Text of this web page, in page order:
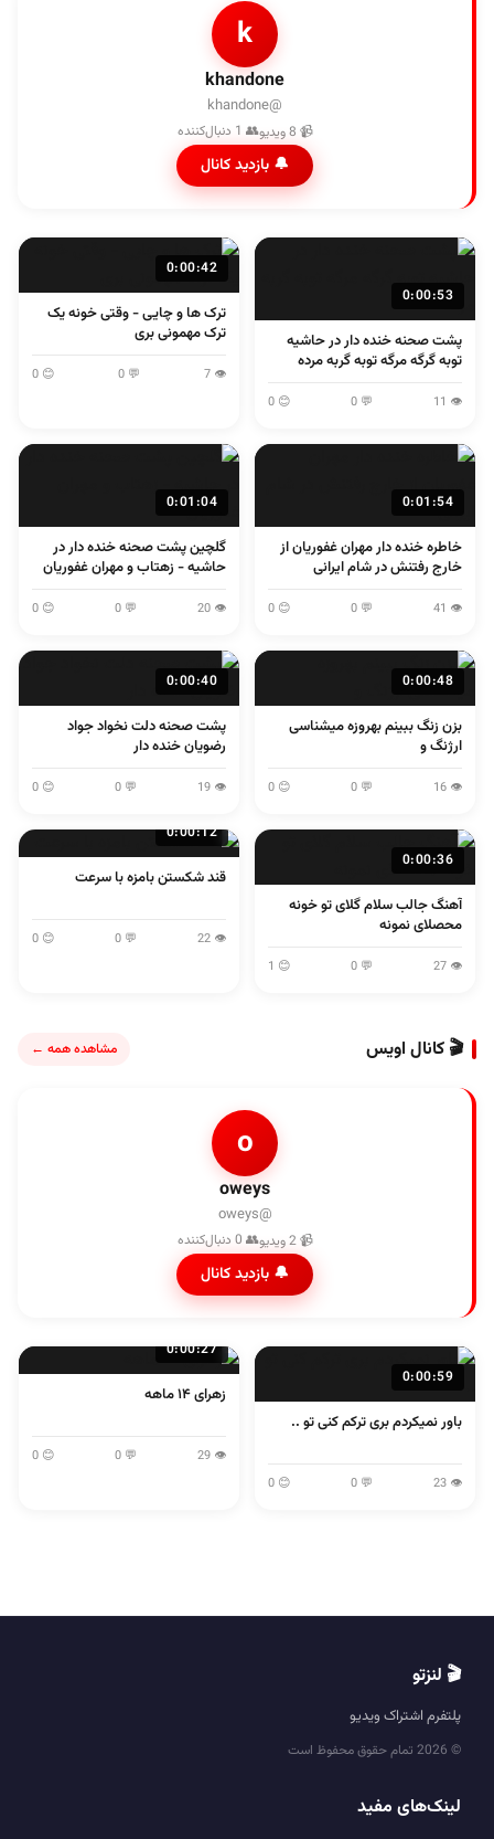
k
khandone
@khandone
📹 8 ویدیو 👥 1 دنبال‌کننده
🔔 بازدید کانال
0:00:53
پشت صحنه خنده دار در حاشیه
توبه گرگه مرگه توبه گربه مرده
👁 11
💬 0
😊 0
0:00:42
ترک ها و چایی - وقتی خونه یک
ترک مهمونی بری
👁 7
💬 0
😊 0
0:01:54
خاطره خنده دار مهران غفوریان از
خارج رفتنش در شام ایرانی
👁 41
💬 0
😊 0
0:01:04
گلچین پشت صحنه خنده دار در
حاشیه - زهتاب و مهران غفوریان
👁 20
💬 0
😊 0
0:00:48
بزن زنگ ببینم بهروزه میشناسی
ارژنگ و
👁 16
💬 0
😊 0
0:00:40
پشت صحنه دلت نخواد جواد
رضویان خنده دار
👁 19
💬 0
😊 0
0:00:36
آهنگ جالب سلام گلای تو خونه
محصلای نمونه
👁 27
💬 0
😊 1
0:00:12
قند شکستن بامزه با سرعت
👁 22
💬 0
😊 0
🎬 کانال اویس مشاهده همه ←
o
oweys
@oweys
📹 2 ویدیو 👥 0 دنبال‌کننده
🔔 بازدید کانال
0:00:59
باور نمیکردم بری ترکم کنی تو ..
👁 23
💬 0
😊 0
0:00:27
زهرای ۱۴ ماهه
👁 29
💬 0
😊 0
🎬 لنزتو
پلتفرم اشتراک ویدیو
© 2026 تمام حقوق محفوظ است
لینک‌های مفید